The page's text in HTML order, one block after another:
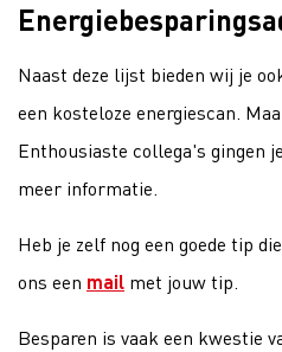
Naast deze lijst bieden wij je
een kosteloze energiescan.
Enthousiaste collega's gingen
meer informatie.
Heb je zelf nog een goede tip
ons een mail met jouw tip.
Besparen is vaak een kwestie